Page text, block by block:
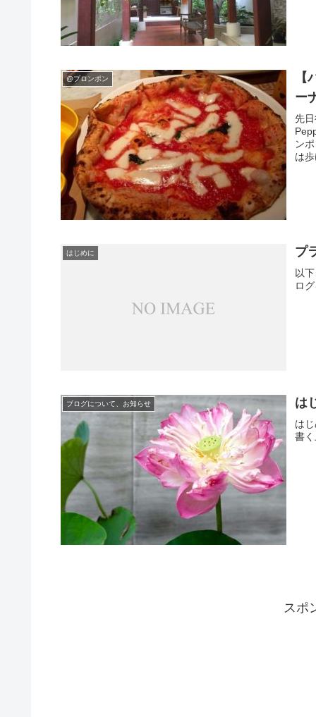
@プロンポン
【
先
ン
は
はじめに プ
以
ロ
ブログについて、お知らせ は
は
書く
スポ